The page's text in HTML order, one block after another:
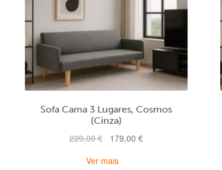
Sofa Cama 3 Lugares, Cosmos
(Cinza)
229,00€
O
original
179,00€O
Ver mais